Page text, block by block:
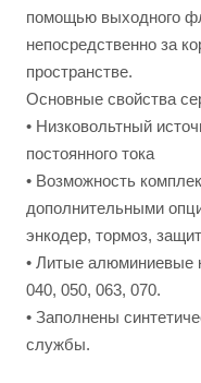
помощью выходного
непосредственно за
пространстве.
Основные свойства
• Низковольтный
постоянного тока
• Возможность
дополнительными
энкодер, тормоз,
• Литые алюминиевые
040, 050, 063, 070.
• Заполнены
службы.